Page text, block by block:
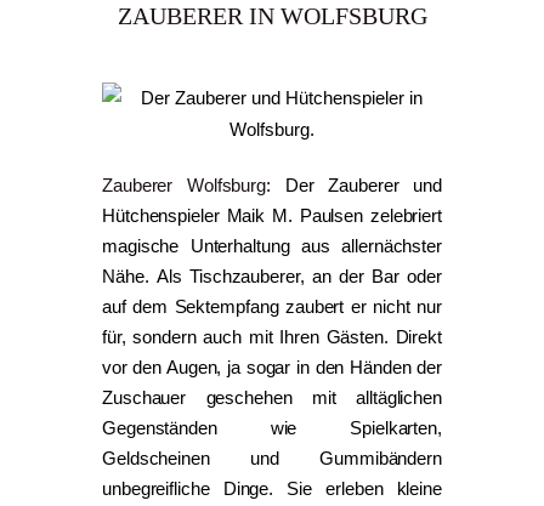
ZAUBERER IN WOLFSBURG
Zauberer Wolfsburg: Der Zauberer und
Hütchenspieler Maik M. Paulsen zelebriert
magische Unterhaltung aus allernächster
Nähe. Als Tischzauberer, an der Bar oder
auf dem Sektempfang zaubert er nicht nur
für, sondern auch mit Ihren Gästen. Direkt
vor den Augen, ja sogar in den Händen der
Zuschauer geschehen mit alltäglichen
Gegenständen wie Spielkarten,
Geldscheinen und Gummibändern
unbegreifliche Dinge. Sie erleben kleine